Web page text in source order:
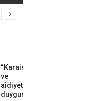
“Karaisalıcılık
ve
aidiyet
duygusu”